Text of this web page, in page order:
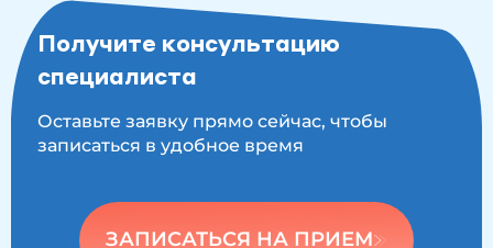
разного возраста» (доцент: Зуева Т.Е.)
Получите консультацию
специалиста
Оставьте заявку прямо сейчас, чтобы
записаться в удобное время
ЗАПИСАТЬСЯ НА ПРИЕМ